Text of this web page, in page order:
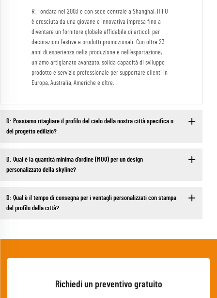
R: Fondata nel 2003 e con sede centrale a Shanghai, HIFU
è cresciuta da una giovane e innovativa impresa fino a
diventare un fornitore globale affidabile di articoli per
decorazioni festive e prodotti promozionali. Con oltre 23
anni di esperienza nella produzione e nell’esportazione,
uniamo artigianato avanzato, solida capacità di sviluppo
prodotto e servizio professionale per supportare clienti in
Europa, Australia, Americhe e oltre.
D: Possiamo ritagliare il profilo del cielo della nostra città specifica o
del progetto edilizio?
D: Qual è la quantità minima d’ordine (MOQ) per un design
personalizzato della skyline?
D: Qual è il tempo di consegna per i ventagli personalizzati con stampa
del profilo della città?
Richiedi un preventivo gratuito